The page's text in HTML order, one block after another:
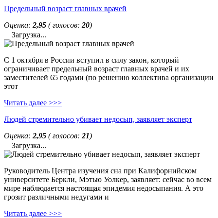
Предельный возраст главных врачей
Оценка: 2,95 ( голосов: 20)
Загрузка...
С 1 октября в России вступил в силу закон, который
ограничивает предельный возраст главных врачей и их
заместителей 65 годами (по решению коллектива организации
этот
Читать далее >>>
Людей стремительно убивает недосып, заявляет эксперт
Оценка: 2,95 ( голосов: 21)
Загрузка...
Руководитель Центра изучения сна при Калифорнийском
университете Беркли, Мэтью Уолкер, заявляет: сейчас во всем
мире наблюдается настоящая эпидемия недосыпания. А это
грозит различными недугами и
Читать далее >>>